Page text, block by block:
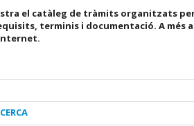
el catàleg de tràmits organitzats
terminis i documentació. A més